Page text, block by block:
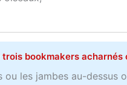
trois bookmakers
ou les jambes au-dessus